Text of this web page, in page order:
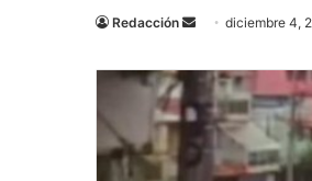
Redacción
Send
email
diciembre 4,